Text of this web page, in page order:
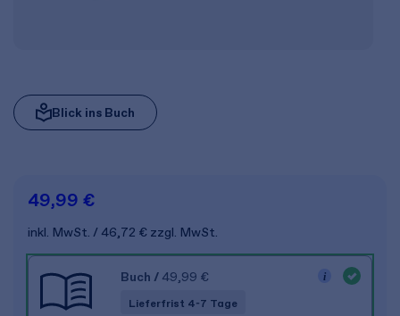
Blick ins Buch
49,99 €
inkl. MwSt. 46,72 € zzgl. MwSt.
Buch / 49,99 €
Lieferfrist 4-7 Tage